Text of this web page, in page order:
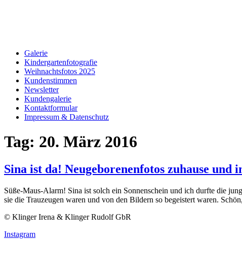
Galerie
Kindergartenfotografie
Weihnachtsfotos 2025
Kundenstimmen
Newsletter
Kundengalerie
Kontaktformular
Impressum & Datenschutz
Tag: 20. März 2016
Sina ist da! Neugeborenenfotos zuhause und
Süße-Maus-Alarm! Sina ist solch ein Sonnenschein und ich durfte die
sie die Trauzeugen waren und von den Bildern so begeistert waren.
© Klinger Irena & Klinger Rudolf GbR
Instagram